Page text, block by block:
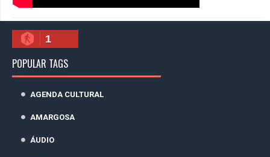
1
POPULAR TAGS
AGENDA CULTURAL
AMARGOSA
ÁUDIO